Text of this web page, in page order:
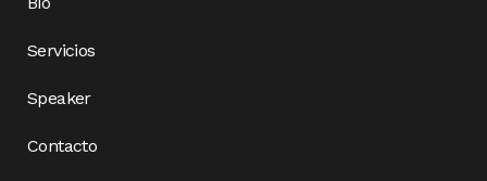
Servicios
Speaker
Contacto